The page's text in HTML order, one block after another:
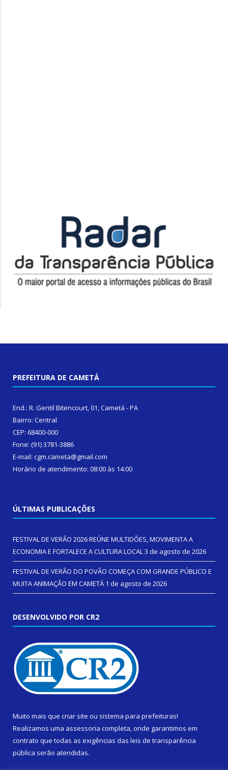
PREFEITURA DE CAMETÁ
End.: R. Gentil Bitencourt, 01, Cametá - PA
Bairro: Central
CEP: 68400-000
Fone: (91) 3781-3886
E-mail: cgm.cameta@gmail.com
Horário de atendimento: 08:00 às 14:00
ÚLTIMAS PUBLICAÇÕES
FESTIVAL DE VERÃO 2026 REÚNE MULTIDÕES, MOVIMENTA A
ECONOMIA E FORTALECE A CULTURA LOCAL3 de agosto de 2026
FESTIVAL DE VERÃO DO POVÃO COMEÇA COM GRANDE PÚBLICO E
MUITA ANIMAÇÃO EM CAMETÁ 1 de agosto de 2026
DESENVOLVIDO POR CR2
Muito mais que criar site ou sistema para prefeituras!
Realizamos uma assessoria completa, onde garantimos em
contrato que todas as exigências das leis de transparência
pública serão atendidas.